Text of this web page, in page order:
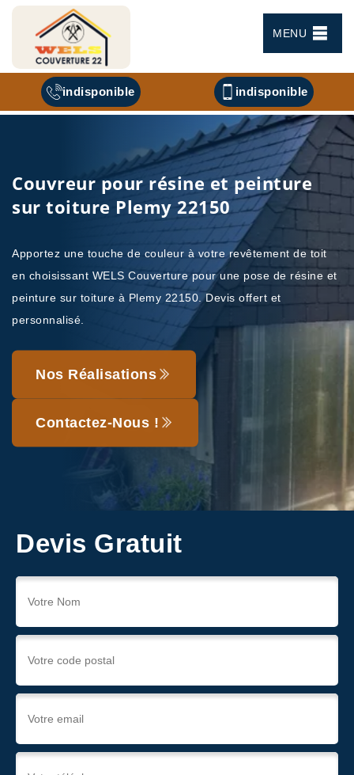
MENU
indisponible indisponible
Couvreur pour résine et peinture
sur toiture Plemy 22150
Apportez une touche de couleur à votre revêtement de toit
en choisissant WELS Couverture pour une pose de résine et
peinture sur toiture à Plemy 22150. Devis offert et
personnalisé.
Nos Réalisations
Contactez-Nous !
Devis Gratuit